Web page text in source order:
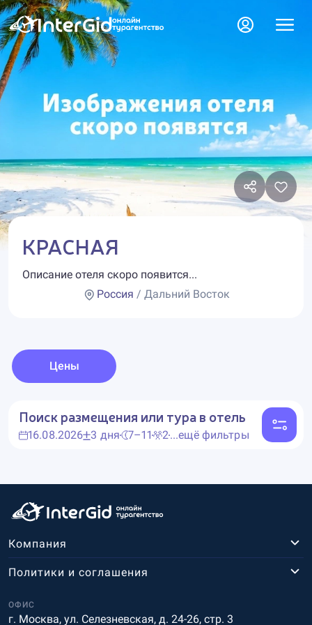
КРАСНАЯ
Описание отеля скоро появится...
Россия / Дальний Восток
Цены
Поиск размещения или тура в отель
16.08.2026 3 дня 7–11 2...ещё фильтры
Компания
ОФИС
г. Москва, ул. Селезневская, д. 24-26, стр. 3
Политики и соглашения